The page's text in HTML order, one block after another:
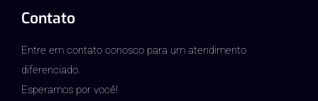
Contato
Entre em contato conosco para um atendimento
diferenciado.
Esperamos por você!